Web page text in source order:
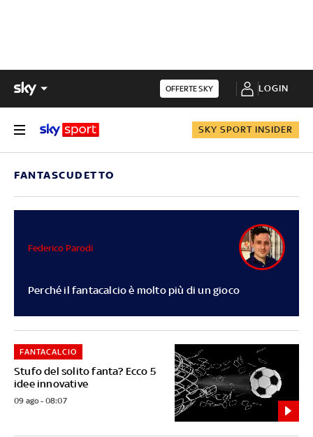
OFFERTE SKY LOGIN
SKY SPORT INSIDER
FANTASCUDETTO
Perché il fantacalcio è molto più di un gioco
Federico Parodi
Stufo del solito fanta? Ecco 5
idee innovative
FANTACALCIO
09 ago - 08:07